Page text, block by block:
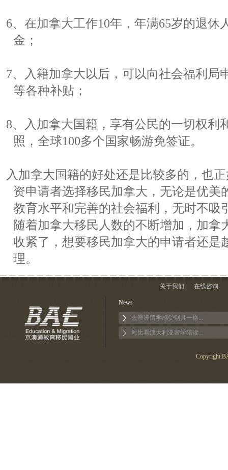
6、在加拿大工作10年，年满65岁的退休
金；
7、入籍加拿大以后，可以向社会福利局
等各种补贴；
8、入加拿大国籍，享有公民的一切权利
照，全球100多个国家畅游免签证。
入加拿大国籍的好处还是比较多的，也
资申请者选择移民加拿大，无论是优美
教育水平和完善的社会福利，无时不吸
随着加拿大移民人数的不断增加，加拿
收紧了，想要移民加拿大的申请者还是
理。
News
去澳洲留学感受别具一格...
对比看澳大利亚留学陪读...
关于我们 在线咨询